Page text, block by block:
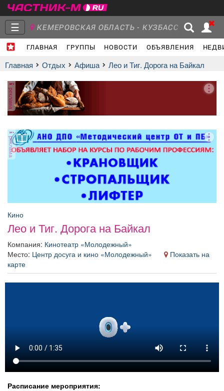
☰ КЕМЕРОВСКАЯ ОБЛАСТЬ - КУЗБАСС
ГЛАВНАЯ ГРУППЫ НОВОСТИ ОБЪЯВЛЕНИЯ
Объявления Недвижимость Услуги
Афиша Обучение
Товары Поздравления Погода
Главная Отдых афиша Лео и Тиг. Дорога на Байкал
реклама
реклама
Кино
Лео и Тиг. Дорога на Байкал
Компания: Кинотеатр «Молодежный»
Место: Центр досуга и кино «Молодежный»
Показать на
карте
Расписание мероприятия: